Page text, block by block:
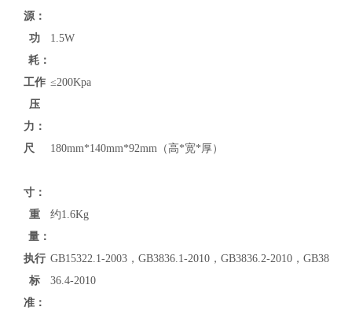
源：
功
耗：
1.5W
工作
压
力：
≤200Kpa
尺
寸：
180mm*140mm*92mm（高*宽*厚）
重
量：
约1.6Kg
执行
标
准：
GB15322.1-2003，GB3836.1-2010，GB3836.2-2010，GB38
36.4-2010